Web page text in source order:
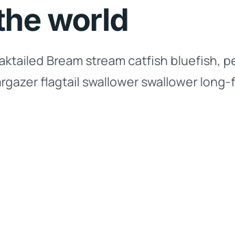
world
Bream stream catfish bluefish,
flagtail swallower swallower